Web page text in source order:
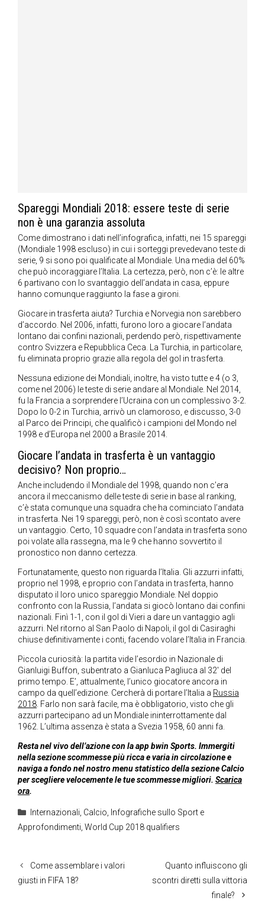
Spareggi Mondiali 2018: essere teste di serie
non è una garanzia assoluta
Come dimostrano i dati nell’infografica, infatti, nei 15 spareggi
(Mondiale 1998 escluso) in cui i sorteggi prevedevano teste di
serie, 9 si sono poi qualificate al Mondiale. Una media del 60%
che può incoraggiare l’Italia. La certezza, però, non c’è: le altre
6 partivano con lo svantaggio dell’andata in casa, eppure
hanno comunque raggiunto la fase a gironi.
Giocare in trasferta aiuta? Turchia e Norvegia non sarebbero
d’accordo. Nel 2006, infatti, furono loro a giocare l’andata
lontano dai confini nazionali, perdendo però, rispettivamente
contro Svizzera e Repubblica Ceca. La Turchia, in particolare,
fu eliminata proprio grazie alla regola del gol in trasferta.
Nessuna edizione dei Mondiali, inoltre, ha visto tutte e 4 (o 3,
come nel 2006) le teste di serie andare al Mondiale. Nel 2014,
fu la Francia a sorprendere l’Ucraina con un complessivo 3-2.
Dopo lo 0-2 in Turchia, arrivò un clamoroso, e discusso, 3-0
al Parco dei Principi, che qualificò i campioni del Mondo nel
1998 e d’Europa nel 2000 a Brasile 2014.
Giocare l’andata in trasferta è un vantaggio
decisivo? Non proprio…
Anche includendo il Mondiale del 1998, quando non c’era
ancora il meccanismo delle teste di serie in base al ranking,
c’è stata comunque una squadra che ha cominciato l’andata
in trasferta. Nei 19 spareggi, però, non è così scontato avere
un vantaggio. Certo, 10 squadre con l’andata in trasferta sono
poi volate alla rassegna, ma le 9 che hanno sovvertito il
pronostico non danno certezza.
Fortunatamente, questo non riguarda l’Italia. Gli azzurri infatti,
proprio nel 1998, e proprio con l’andata in trasferta, hanno
disputato il loro unico spareggio Mondiale. Nel doppio
confronto con la Russia, l’andata si giocò lontano dai confini
nazionali. Finì 1-1, con il gol di Vieri a dare un vantaggio agli
azzurri. Nel ritorno al San Paolo di Napoli, il gol di Casiraghi
chiuse definitivamente i conti, facendo volare l’Italia in Francia.
Piccola curiosità: la partita vide l’esordio in Nazionale di
Gianluigi Buffon, subentrato a Gianluca Pagliuca al 32′ del
primo tempo. E’, attualmente, l’unico giocatore ancora in
campo da quell’edizione. Cercherà di portare l’Italia a Russia
2018. Farlo non sarà facile, ma è obbligatorio, visto che gli
azzurri partecipano ad un Mondiale ininterrottamente dal
1962. L’ultima assenza è stata a Svezia 1958, 60 anni fa.
Resta nel vivo dell’azione con la app bwin Sports. Immergiti
nella sezione scommesse più ricca e varia in circolazione e
naviga a fondo nel nostro menu statistico della sezione Calcio
per scegliere velocemente le tue scommesse migliori. Scarica
ora.
Categorie
Internazionali, Calcio, Infografiche sullo Sport e
Approfondimenti, World Cup 2018 qualifiers
Come assemblare i valori
giusti in FIFA 18?
Quanto influiscono gli
scontri diretti sulla vittoria
finale?